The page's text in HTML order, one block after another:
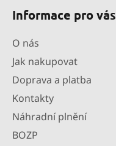
Informace pro vás
O nás
Jak nakupovat
Doprava a platba
Kontakty
Náhradní plnění
BOZP